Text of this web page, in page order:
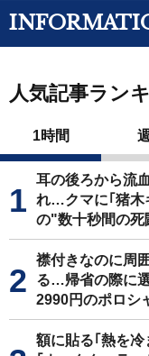
人気記事ラン
1時間
耳の後ろから流
れ…クマに｢猪木
の"数十秒間の死
襟付きなのに周
る…帰省の際に
2990円のポロシ
額に貼る｢熱を冷